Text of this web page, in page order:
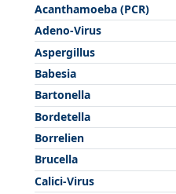
Acanthamoeba (PCR)
Adeno-Virus
Aspergillus
Babesia
Bartonella
Bordetella
Borrelien
Brucella
Calici-Virus